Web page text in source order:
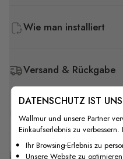
Wie man installiert
Versand & Rückgabe
F.A.Q
Kostenlose Anpassung
DATENSCHUTZ IST
Wallmur und unsere Partner
Einkaufserlebnis zu
Ihr Browsing-Erlebnis zu
Unsere Website zu optimieren